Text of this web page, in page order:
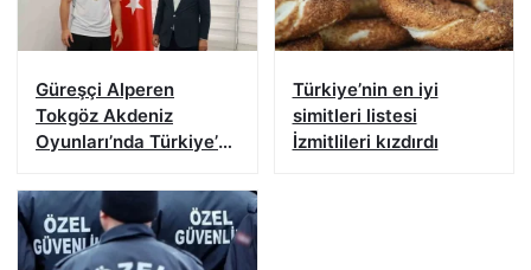
Güreşçi Alperen
Tokgöz Akdeniz
Oyunları’nda Türkiye’yi
Türkiye’nin en iyi
simitleri listesi
İzmitlileri kızdırdı